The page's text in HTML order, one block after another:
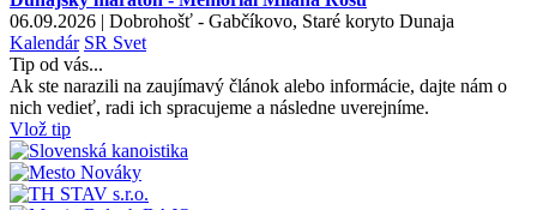
06.09.2026 | Dobrohošť - Gabčíkovo, Staré koryto Dunaja
Kalendár SR Svet
Tip od vás...
Ak ste narazili na zaujímavý článok alebo informácie, dajte nám o
nich vedieť, radi ich spracujeme a následne uverejníme.
Vlož tip